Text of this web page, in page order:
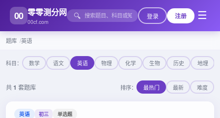
00 零零测分网
00cf.com
🔍 登录 注册 ☰
题库 英语
科目： 数学 语文 英语 物理 化学 生物 历史 地理
共 1 套题库 排序： 最热门 最新 难度
英语 初三 单选题